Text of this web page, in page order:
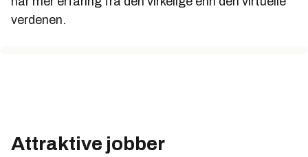
verdenen.
Attraktive jobber